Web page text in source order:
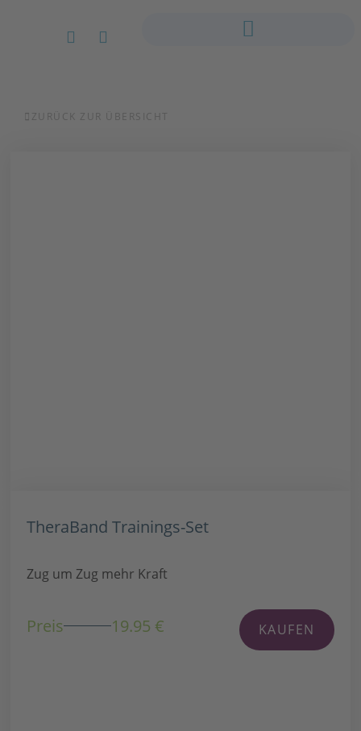
ZURÜCK ZUR ÜBERSICHT
TheraBand Trainings-Set
Zug um Zug mehr Kraft
Preis 19.95 € KAUFEN